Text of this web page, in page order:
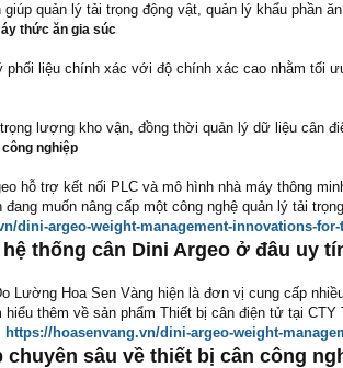
quản lý tải trọng động vật, quản lý khẩu phần
thức ăn gia súc
phối liệu chính xác với độ chính xác cao nhằm tối
lượng kho vận, đồng thời quản lý dữ liệu cân
nghiệp
hỗ trợ kết nối PLC và mô hình nhà máy thông
đang muốn nâng cấp một công nghệ quản lý tải
dini-argeo-weight-management-innovations-
thống cân Dini Argeo ở đâu uy
Lường Hoa Sen Vàng hiện là đơn vị cung cấp
hiểu thêm về sản phẩm Thiết bị cân điện tử tại
https://hoasenvang.vn/dini-argeo-weight-
chuyên sâu về thiết bị cân công